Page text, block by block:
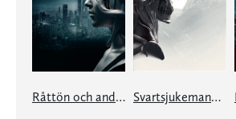
Råttön och andra berättelser Svartsjukemannen och andra berättelser